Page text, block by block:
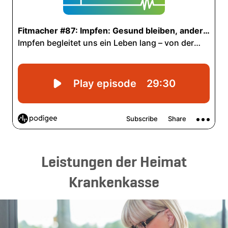
Leistungen der Heimat
Krankenkasse